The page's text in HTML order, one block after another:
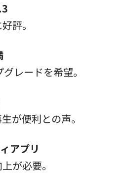
評。
レードを希望。
が便利との声。
アプリ
が必要。